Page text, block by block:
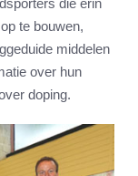
die erin
te bouwen,
middelen
over hun
doping.